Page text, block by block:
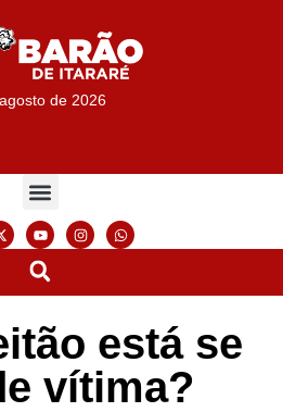
de 2026
está se
vítima?